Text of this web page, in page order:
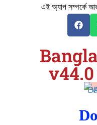
এই অ্যাপ সম্পর্কে